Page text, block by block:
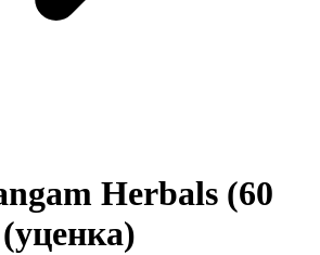
Herbals (60